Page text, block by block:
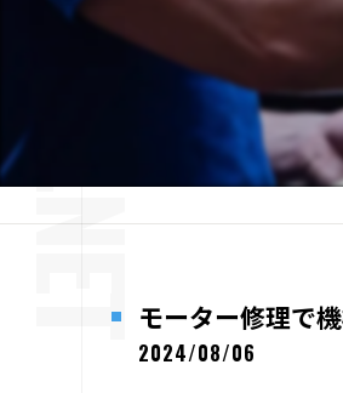
モーター修理で
2024/08/06